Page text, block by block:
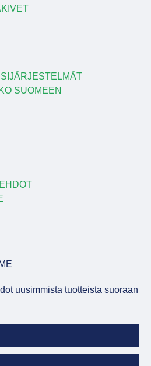
SUOMEEN
uusimmista tuotteista suoraan